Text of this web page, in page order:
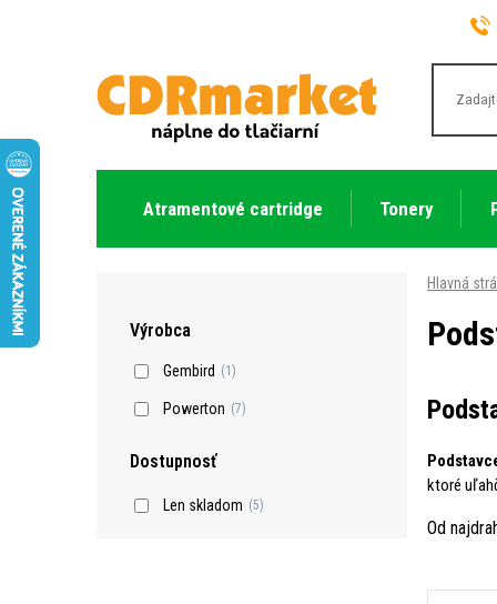
Atramentové cartridge Tonery
Výrobca
Gembird (1)
Powerton (7)
Dostupnosť
Len skladom (5)
Hlavná
ktoré
Od